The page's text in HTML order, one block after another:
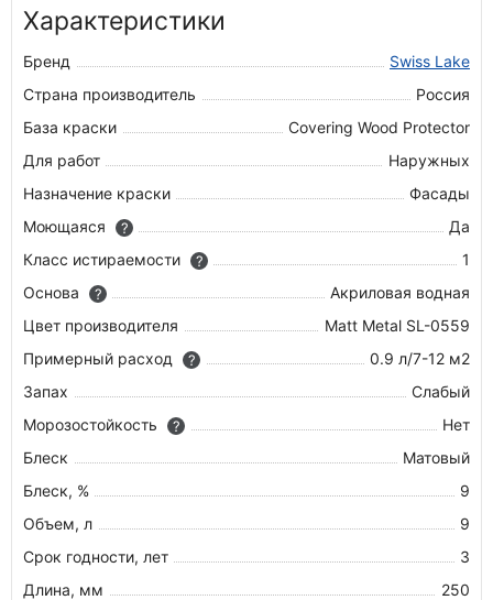
Характеристики
Бренд
Swiss Lake
Страна производитель
Россия
База краски
Covering Wood Protector
Для работ
Наружных
Назначение краски
Фасады
Моющаяся
?
Да
Класс истираемости
?
1
Основа
?
Акриловая водная
Цвет производителя
Matt Metal SL-0559
Примерный расход
?
0.9 л/7-12 м2
Запах
Слабый
Морозостойкость
?
Нет
Блеск
Матовый
Блеск, %
9
Объем, л
9
Срок годности, лет
3
Длина, мм
250